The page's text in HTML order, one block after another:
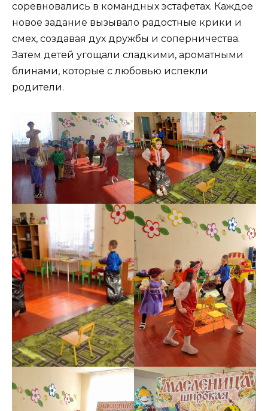
соревновались в командных эстафетах. Каждое
новое задание вызывало радостные крики и
смех, создавая дух дружбы и соперничества.
Затем детей угощали сладкими, ароматными
блинами, которые с любовью испекли
родители.